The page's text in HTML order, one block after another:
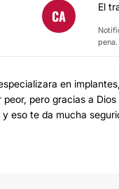
CA El
pena.
en
pero gracias a
eso te da mucha